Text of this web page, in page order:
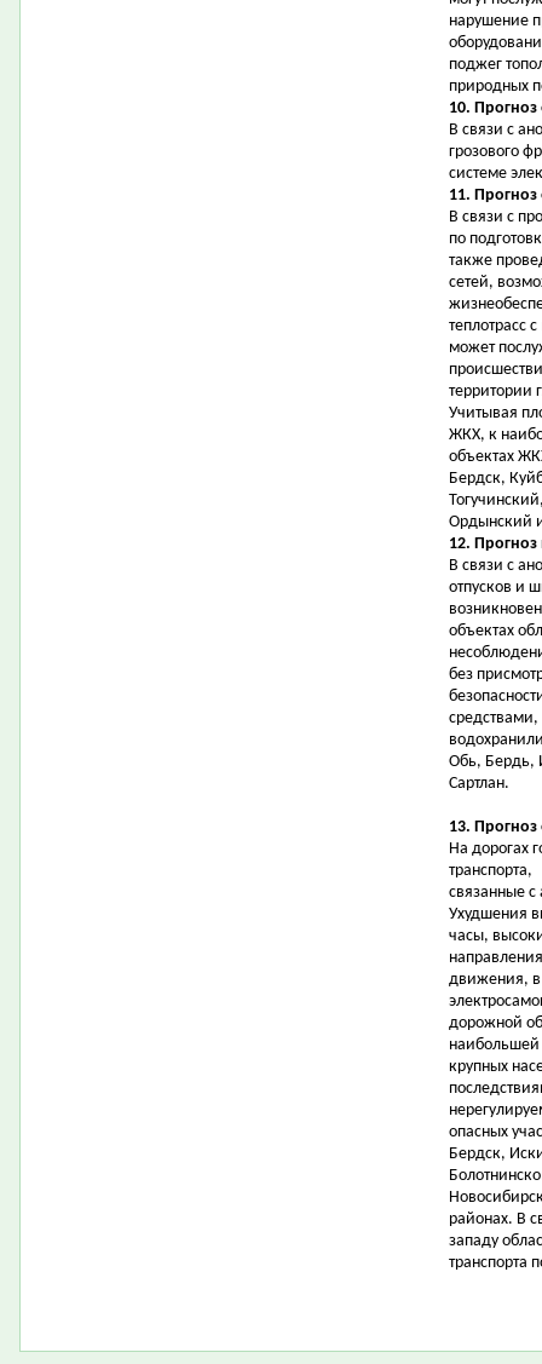
нарушение
поджег
природных
10. Прогноз
В связи с
грозового
системе
11.
В связи с
по
также
сетей,
теплотрасс
может
территории
Учитывая
ЖКХ, к
объектах
Бердск,
Ордынский
12.
В связи с
отпусков и
объектах
без
Обь, Бердь,
Сартлан.
13. Прогноз
На дорогах
транспорта,
связанные
Ухудшения
часы,
движения, в
дорожной
наибольшей
крупных
опасных
Бердск,
районах. В
западу
транспорта